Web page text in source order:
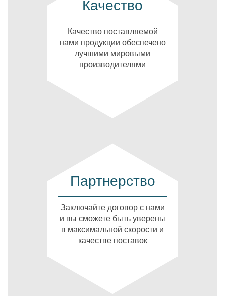
Качество
Качество поставляемой
нами продукции обеспечено
лучшими мировыми
производителями
Партнерство
Заключайте договор с нами
и вы сможете быть уверены
в максимальной скорости и
качестве поставок